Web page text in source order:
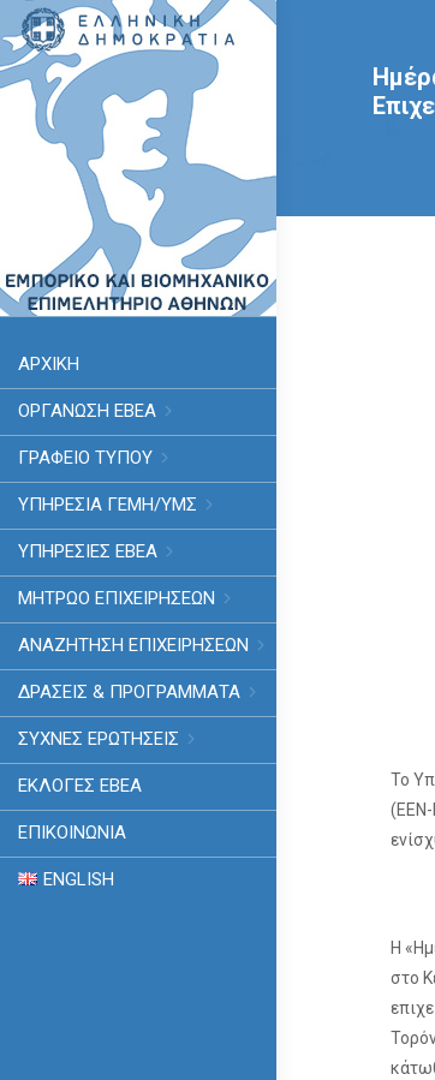
ΑΡΧΙΚΗ
ΟΡΓΑΝΩΣΗ ΕΒΕΑ
ΓΡΑΦΕΙΟ ΤΥΠΟΥ
ΥΠΗΡΕΣΊΑ ΓΕΜΗ/ΥΜΣ
ΥΠΗΡΕΣΙΕΣ ΕΒΕΑ
ΜΗΤΡΩΟ ΕΠΙΧΕΙΡΗΣΕΩΝ
ΑΝΑΖΗΤΗΣΗ ΕΠΙΧΕΙΡΗΣΕΩΝ
ΔΡΑΣΕΙΣ & ΠΡΟΓΡΑΜΜΑΤΑ
ΣΥΧΝΕΣ ΕΡΩΤΗΣΕΙΣ
ΕΚΛΟΓΈΣ ΕΒΕΑ
ΕΠΙΚΟΙΝΩΝΙΑ
ENGLISH
Το
Η
στο